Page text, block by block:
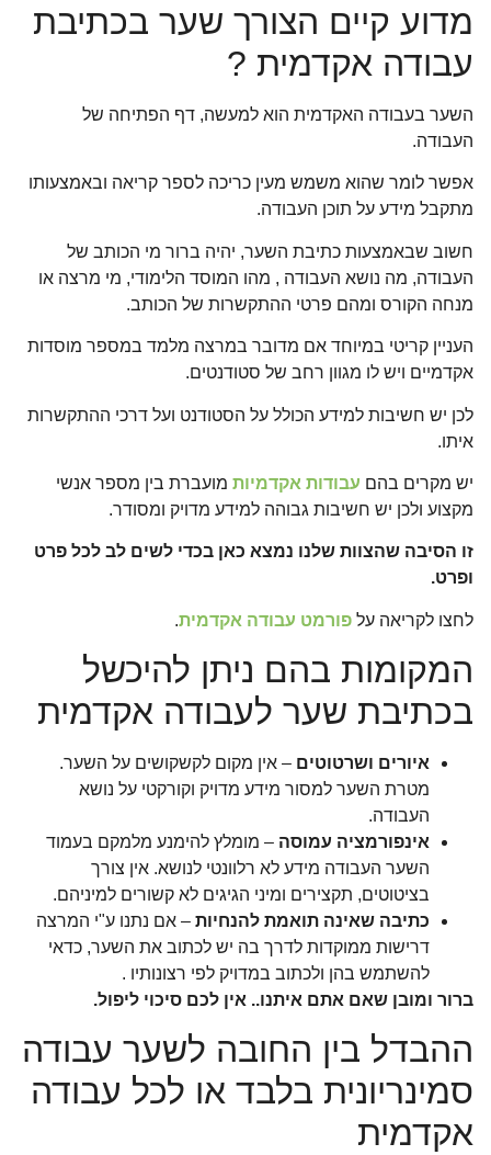
מדוע קיים הצורך שער בכתיבת
עבודה אקדמית ?
השער בעבודה האקדמית הוא למעשה, דף הפתיחה של
העבודה.
אפשר לומר שהוא משמש מעין כריכה לספר קריאה ובאמצעותו
מתקבל מידע על תוכן העבודה.
חשוב שבאמצעות כתיבת השער, יהיה ברור מי הכותב של
העבודה, מה נושא העבודה , מהו המוסד הלימודי, מי מרצה או
מנחה הקורס ומהם פרטי ההתקשרות של הכותב.
העניין קריטי במיוחד אם מדובר במרצה מלמד במספר מוסדות
אקדמיים ויש לו מגוון רחב של סטודנטים.
לכן יש חשיבות למידע הכולל על הסטודנט ועל דרכי ההתקשרות
איתו.
יש מקרים בהם עבודות אקדמיות מועברת בין מספר אנשי
מקצוע ולכן יש חשיבות גבוהה למידע מדויק ומסודר.
זו הסיבה שהצוות שלנו נמצא כאן בכדי לשים לב לכל פרט
ופרט.
לחצו לקריאה על פורמט עבודה אקדמית.
המקומות בהם ניתן להיכשל
בכתיבת שער לעבודה אקדמית
איורים ושרטוטים – אין מקום לקשקושים על השער.
מטרת השער למסור מידע מדויק וקורקטי על נושא
העבודה.
אינפורמציה עמוסה – מומלץ להימנע מלמקם בעמוד
השער העבודה מידע לא רלוונטי לנושא. אין צורך
בציטוטים, תקצירים ומיני הגיגים לא קשורים למיניהם.
כתיבה שאינה תואמת להנחיות – אם נתנו ע"י המרצה
דרישות ממוקדות לדרך בה יש לכתוב את השער, כדאי
להשתמש בהן ולכתוב במדויק לפי רצונותיו .
ברור ומובן שאם אתם איתנו.. אין לכם סיכוי ליפול.
ההבדל בין החובה לשער עבודה
סמינריונית בלבד או לכל עבודה
אקדמית